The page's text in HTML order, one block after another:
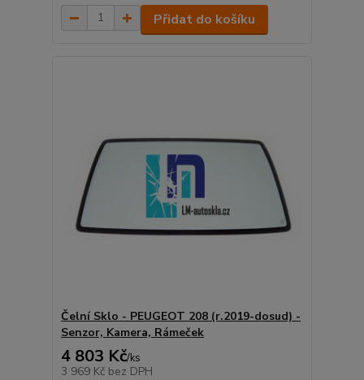
Přidat do košíku
Čelní Sklo - PEUGEOT 208 (r.2019-dosud) -
Senzor, Kamera, Rámeček
4 803 Kč/ks
3 969 Kč bez DPH